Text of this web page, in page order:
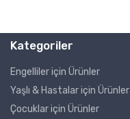
Kategoriler
Engelliler için Ürünler
Yaşlı & Hastalar için Ürünler
Çocuklar için Ürünler